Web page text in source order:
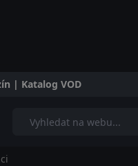
| Katalog VOD